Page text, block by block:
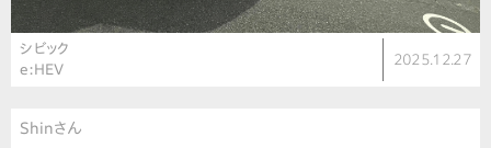
シビック
e:HEV
2025.12.27
Shinさん